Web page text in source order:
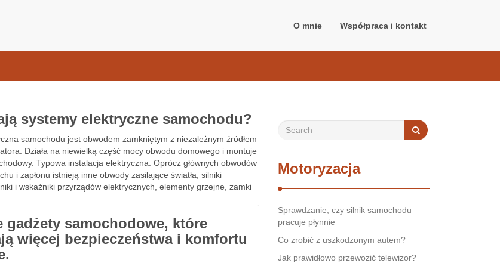
O mnie Współpraca i kontakt
systemy elektryczne samochodu?
samochodu jest obwodem zamkniętym z niezależnym źródłem
Działa na niewielką część mocy obwodu domowego i montuje
Typowa instalacja elektryczna. Oprócz głównych obwodów
i zapłonu istnieją inne obwody zasilające światła, silniki
i wskaźniki przyrządów elektrycznych, elementy grzejne, zamki
gadżety samochodowe, które
więcej bezpieczeństwa i komfortu
Motoryzacja
Sprawdzanie, czy silnik samochodu
pracuje płynnie
Co zrobić z uszkodzonym autem?
Jak prawidłowo przewozić telewizor?